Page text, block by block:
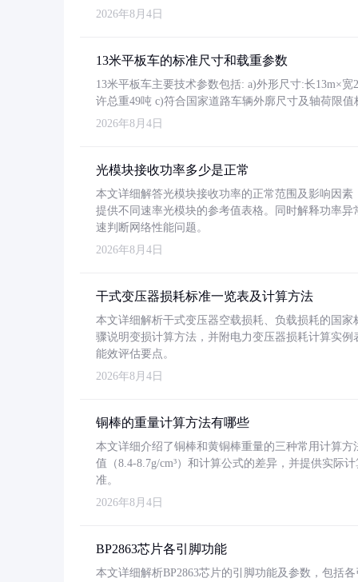
2026年8月4日
13米平板车的标准尺寸和载重参数
13米平板车主要技术参数包括: a)外形尺寸:长13m×
许总重49吨 c)符合国家道路车辆外廓尺寸及轴荷限值
2026年8月4日
光模块接收功率多少是正常
本文详细解答光模块接收功率的正常范围及影响因
提供不同速率光模块的参考值表格。同时解释功率
速判断网络性能问题。
2026年8月4日
干式变压器损耗标准一览表及计算方法
本文详细解析干式变压器空载损耗、负载损耗的国家
骤说明变损计算方法，并附电力变压器损耗计算实
能效评估要点。
2026年8月4日
铜棒的重量计算方法有哪些
本文详细介绍了铜棒和黄铜棒重量的三种常用计算
值（8.4-8.7g/cm³）和计算公式的差异，并提供实际
准。
2026年8月4日
BP2863芯片各引脚功能
本文详细解析BP2863芯片的引脚功能及参数，包括